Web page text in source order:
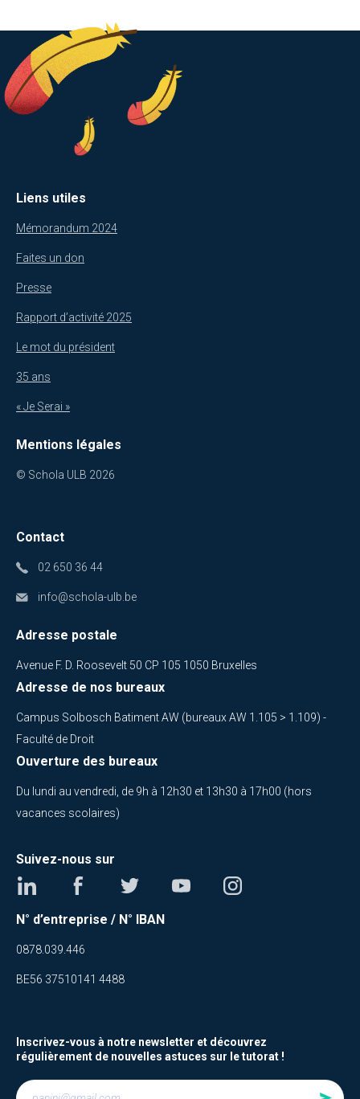
Liens utiles
Mémorandum 2024
Faites un don
Presse
Rapport d’activité 2025
Le mot du président
35 ans
« Je Serai »
Mentions légales
© Schola ULB 2026
Contact
02 650 36 44
info@schola-ulb.be
Adresse postale
Avenue F. D. Roosevelt 50 CP 105 1050 Bruxelles
Adresse de nos bureaux
Campus Solbosch Batiment AW (bureaux AW 1.105 > 1.109) -
Faculté de Droit
Ouverture des bureaux
Du lundi au vendredi, de 9h à 12h30 et 13h30 à 17h00 (hors
vacances scolaires)
Suivez-nous sur
N° d’entreprise / N° IBAN
0878.039.446
BE56 37510141 4488
Inscrivez-vous à notre newsletter et découvrez
régulièrement de nouvelles astuces sur le tutorat !